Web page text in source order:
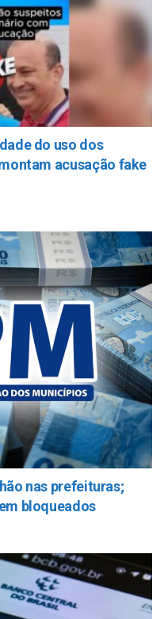
do uso dos
acusação fake
nas prefeituras;
bloqueados